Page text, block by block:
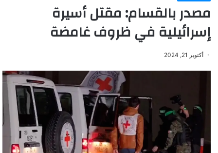
مصدر بالقسام: مقتل أسيرة
إسرائيلية في ظروف غامضة
أكتوبر 21, 2024